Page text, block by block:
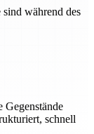
während des
Gegenstände
schnell